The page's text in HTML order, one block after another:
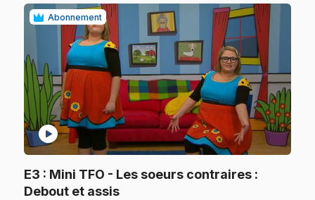
Abonnement
play_circle
E3 : Mini TFO - Les soeurs contraires :
Debout et assis.